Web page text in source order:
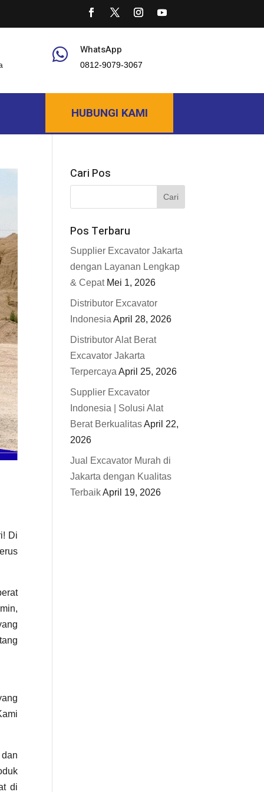
 WhatsApp
0812-9079-3067
HUBUNGI KAMI
Di
di
Cari Pos
Pos Terbaru
Supplier Excavator Jakarta
dengan Layanan Lengkap
& Cepat Mei 1, 2026
Distributor Excavator
Indonesia April 28, 2026
Distributor Alat Berat
Excavator Jakarta
Terpercaya April 25, 2026
Supplier Excavator
Indonesia | Solusi Alat
Berat BerkualitasApril 22,
2026
Jual Excavator Murah di
Jakarta dengan Kualitas
TerbaikApril 19, 2026